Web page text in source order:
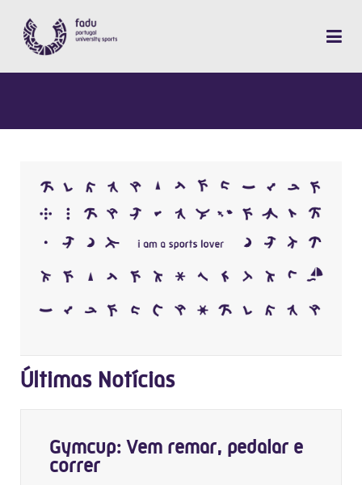
Últimas Notícias
Gymcup: Vem remar, pedalar e
correr